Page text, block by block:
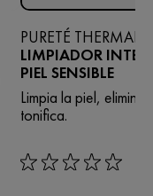
PURETÉ THERMALE
LIMPIADOR
PIEL SENSIBLE
Limpia la piel, elimina
tonifica.
rating: 0 out of 5